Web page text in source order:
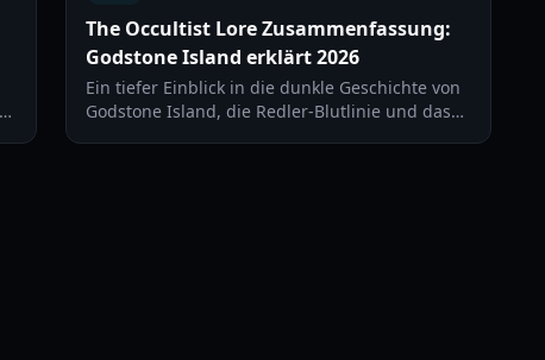
The Occultist Lore Zusammenfassung:
Godstone Island erklärt 2026
Ein tiefer Einblick in die dunkle Geschichte von
Godstone Island, die Redler-Blutlinie und das